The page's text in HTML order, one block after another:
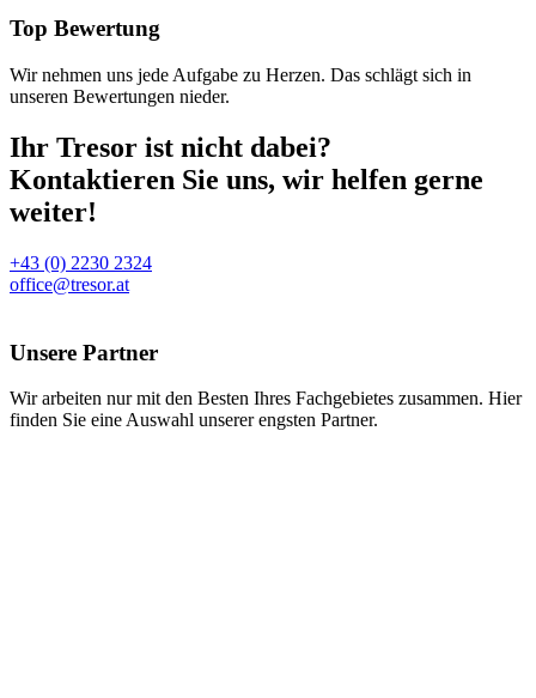
Top Bewertung
Wir nehmen uns jede Aufgabe zu Herzen. Das schlägt sich in
unseren Bewertungen nieder.
Ihr Tresor ist nicht dabei?
Kontaktieren Sie uns, wir helfen gerne
weiter!
+43 (0) 2230 2324
office@tresor.at
Unsere Partner
Wir arbeiten nur mit den Besten Ihres Fachgebietes zusammen. Hier
finden Sie eine Auswahl unserer engsten Partner.